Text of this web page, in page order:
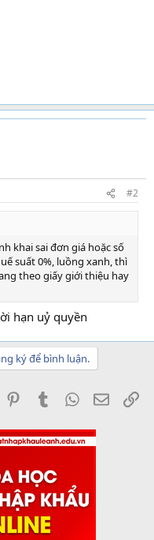
#2
khai sai đơn giá hoặc số
suất 0%, luồng xanh, thì
theo giấy giới thiệu hay
hạn uỷ quyền
ký để bình luận.
Reddit PinterestTumblrWhatsApp
Email